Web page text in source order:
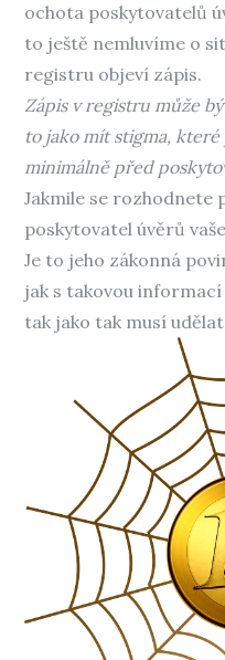
ochota poskytovatelů
to ještě nemluvíme o
registru objeví zápis.
Zápis v registru může
to jako mít stigma,
minimálně před
Jakmile se rozhodnete
poskytovatel úvěrů
Je to jeho zákonná
jak s takovou
tak jako tak musí